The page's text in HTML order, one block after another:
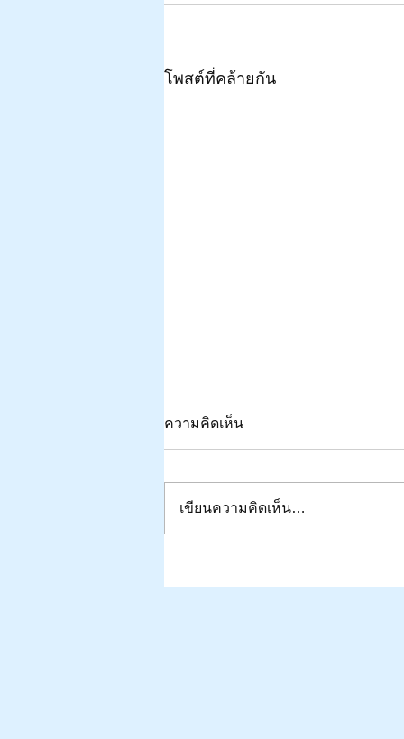
โพสต์ที่คล้ายกัน
(อุ่นเครื่อง ๑) | The Dinner Talk#2
ความคิดเห็น
เขียนความคิดเห็น…